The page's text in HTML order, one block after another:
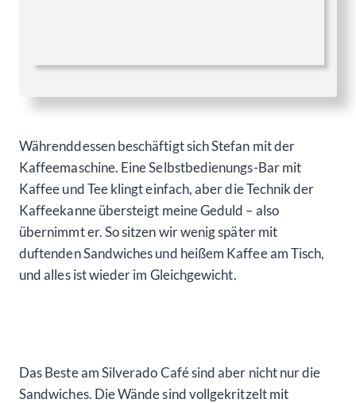
Währenddessen beschäftigt sich Stefan mit der
Kaffeemaschine. Eine Selbstbedienungs-Bar mit
Kaffee und Tee klingt einfach, aber die Technik der
Kaffeekanne übersteigt meine Geduld – also
übernimmt er. So sitzen wir wenig später mit
duftenden Sandwiches und heißem Kaffee am Tisch,
und alles ist wieder im Gleichgewicht.
Das Beste am Silverado Café sind aber nicht nur die
Sandwiches. Die Wände sind vollgekritzelt mit